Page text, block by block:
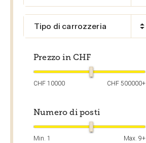
Tipo di carrozzeria
Prezzo in CHF
CHF 10000 CHF 500000+
Numero di posti
Min. 1 Max. 9+